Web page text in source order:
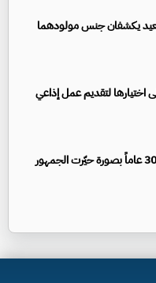
يكشفان جنس مولودهما
اختيارها لتقديم عمل إذاعي